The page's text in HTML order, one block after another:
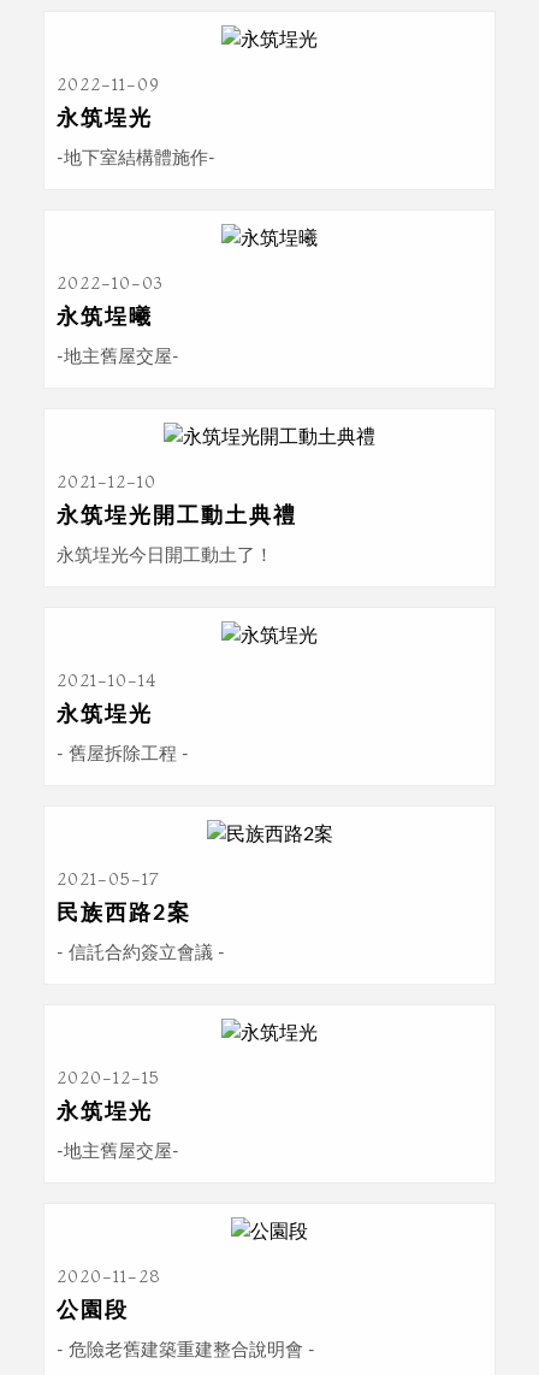
2022-11-09
永筑埕光
-地下室結構體施作-
2022-10-03
永筑埕曦
-地主舊屋交屋-
2021-12-10
永筑埕光開工動土典禮
永筑埕光今日開工動土了！
2021-10-14
永筑埕光
- 舊屋拆除工程 -
2021-05-17
民族西路2案
- 信託合約簽立會議 -
2020-12-15
永筑埕光
-地主舊屋交屋-
2020-11-28
公園段
- 危險老舊建築重建整合說明會 -